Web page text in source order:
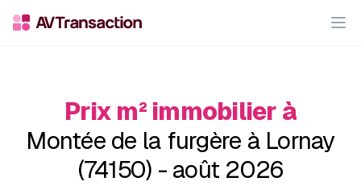
Prix m² immobilier à
Montée de la furgère à Lornay
(74150) - août 2026